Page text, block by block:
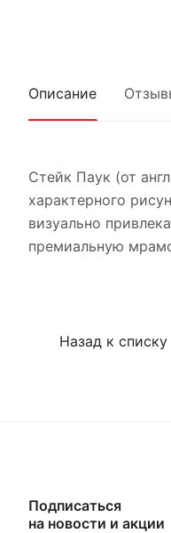
Описание
Стейк Паук (от
характерного
визуально
премиальную
Назад к списку
Подписаться
на новости и акции